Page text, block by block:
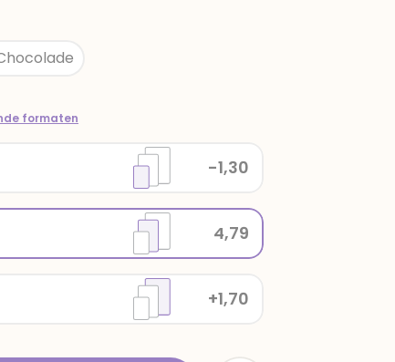
formaten
+1,70
4,79
-1,30